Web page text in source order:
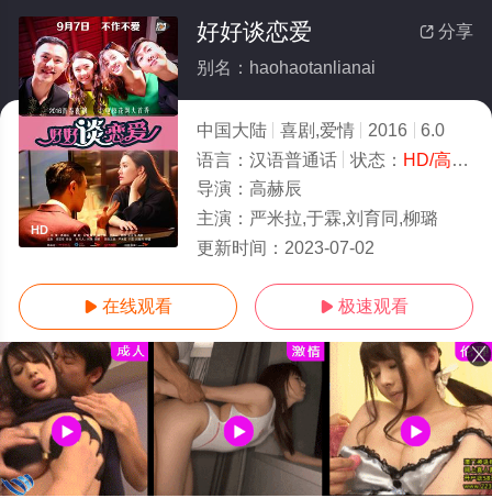
HD
 分享
好好谈恋爱
别名：haohaotanlianai
中国大陆 喜剧,爱情 2016
6.0
语言： 汉语普通话 状态： HD/高清
导演： 高赫辰
主演： 严米拉,于霖,刘育同,柳璐
更新时间： 2023-07-02
 在线观看  极速观看